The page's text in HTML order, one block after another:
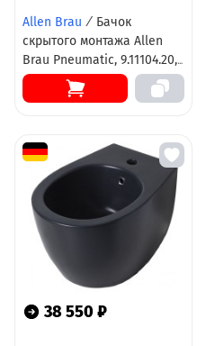
Allen Brau / Бачок
скрытого монтажа Allen
Brau Pneumatic, 9.11104.20,
для напольного унитаза
38 550 ₽